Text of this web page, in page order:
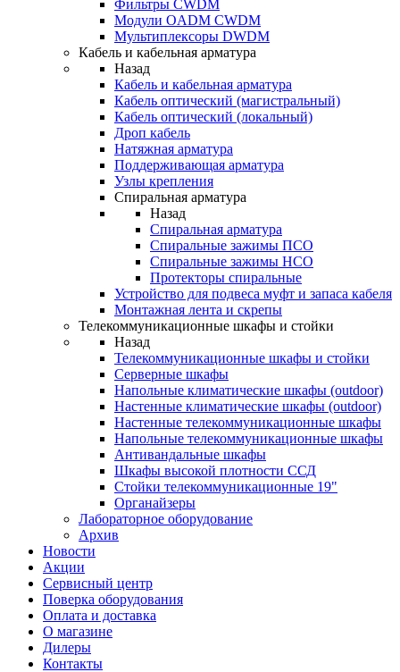
Фильтры CWDM
Модули OADM CWDM
Мультиплексоры DWDM
Кабель и кабельная арматура
Назад
Кабель и кабельная арматура
Кабель оптический (магистральный)
Кабель оптический (локальный)
Дроп кабель
Натяжная арматура
Поддерживающая арматура
Узлы крепления
Спиральная арматура
Назад
Спиральная арматура
Спиральные зажимы ПСО
Спиральные зажимы НСО
Протекторы спиральные
Устройство для подвеса муфт и запаса кабеля
Монтажная лента и скрепы
Телекоммуникационные шкафы и стойки
Назад
Телекоммуникационные шкафы и стойки
Серверные шкафы
Напольные климатические шкафы (outdoor)
Настенные климатические шкафы (outdoor)
Настенные телекоммуникационные шкафы
Напольные телекоммуникационные шкафы
Антивандальные шкафы
Шкафы высокой плотности ССД
Стойки телекоммуникационные 19"
Органайзеры
Лабораторное оборудование
Архив
Новости
Акции
Сервисный центр
Поверка оборудования
Оплата и доставка
О магазине
Дилеры
Контакты